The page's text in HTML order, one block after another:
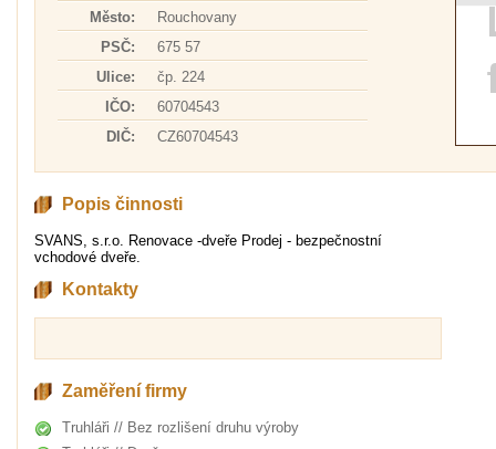
Město:
Rouchovany
PSČ:
675 57
Ulice:
čp. 224
IČO:
60704543
DIČ:
CZ60704543
Popis činnosti
SVANS, s.r.o. Renovace -dveře Prodej - bezpečnostní
vchodové dveře.
Kontakty
Zaměření firmy
Truhláři // Bez rozlišení druhu výroby